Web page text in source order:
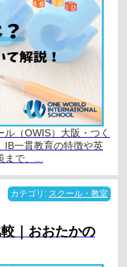
（OWIS）大阪・つく
IB一貫教育の特徴や英
で、...
カテゴリ: スクール・教室
｜おおたかの